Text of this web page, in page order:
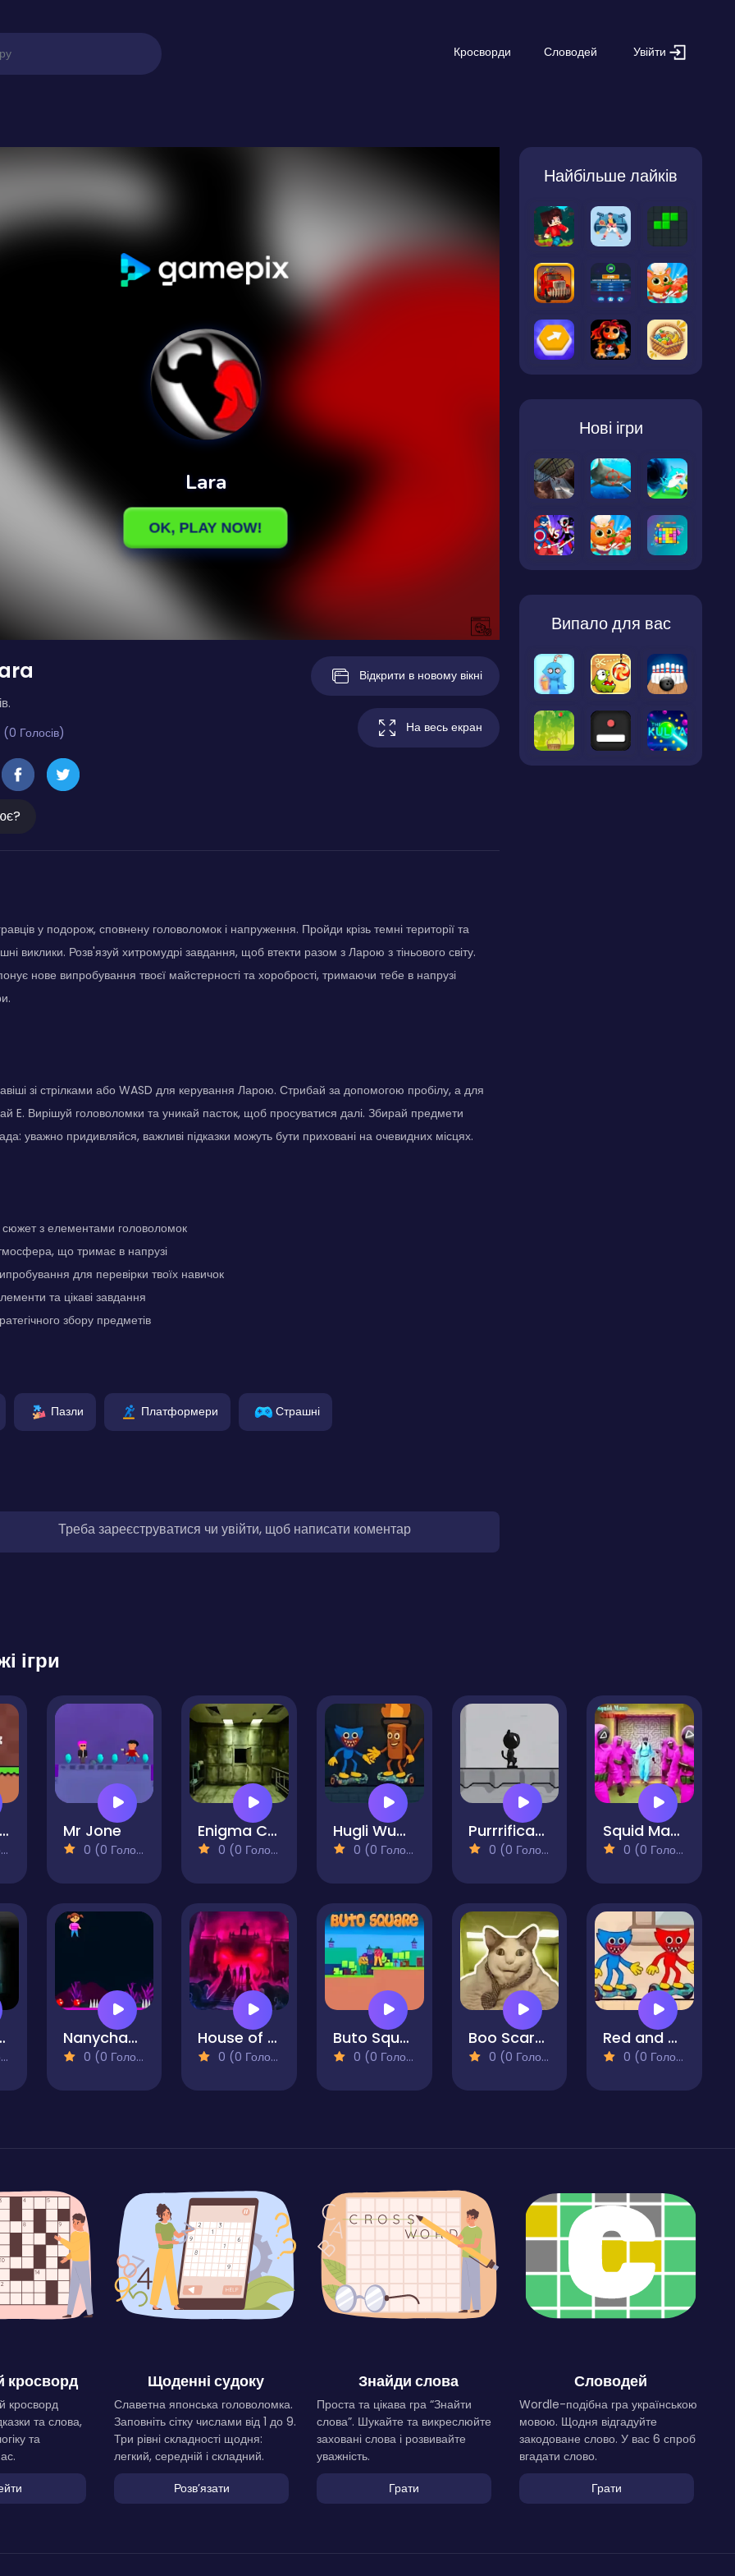
Кросворди Словодей Увійти
Голосів)
Відкрити в новому вікні
На весь екран
у подорож, сповнену головоломок і напруження. Пройди крізь темні території та
виклики. Розв'язуй хитромудрі завдання, щоб втекти разом з Ларою з тіньового світу.
нове випробування твоєї майстерності та хоробрості, тримаючи тебе в напрузі
зі стрілками або WASD для керування Ларою. Стрибай за допомогою пробілу, а для
E. Вирішуй головоломки та уникай пасток, щоб просуватися далі. Збирай предмети
уважно придивляйся, важливі підказки можуть бути приховані на очевидних місцях.
з елементами головоломок
що тримає в напрузі
для перевірки твоїх навичок
та цікаві завдання
збору предметів
Пазли Платформери Страшні
Треба зареєструватися чи увійти, щоб написати коментар
Найбільше лайків
Нові ігри
Випало для вас
ігри
Banana Duck Mr Jone
0 (0 Голосів)
Enigma Chapter 1 - Morgue Escape
0 (0 Голосів)
Hugli Wugli vs Tung Tung Sahur
0 (0 Голосів)
Purrrification
0 (0 Голосів)
Squid Maze Challenge
0 (0 Голосів)
Puzzle 2D Nanychan vs Ghosts
0 (0 Голосів)
House of 1000 Doors: Evil Inside
0 (0 Голосів)
Buto Square
0 (0 Голосів)
Boo Scared? Escape from Backrooms
0 (0 Голосів)
Red and Blue Hugli Wugli
0 (0 Голосів)
кросворд
кросворд
та слова,
та
Щоденні судоку
Славетна японська головоломка.
Заповніть сітку числами від 1 до 9.
Три рівні складності щодня:
легкий, середній і складний.
Розвʼязати
Знайди слова
Проста та цікава гра “Знайти
слова”. Шукайте та викреслюйте
заховані слова і розвивайте
уважність.
Грати
Словодей
Wordle-подібна гра українською
мовою. Щодня відгадуйте
закодоване слово. У вас 6 спроб
вгадати слово.
Грати